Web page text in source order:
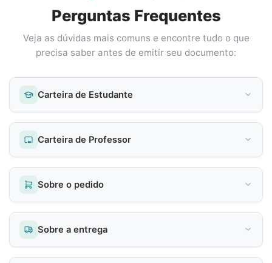
Perguntas Frequentes
Veja as dúvidas mais comuns e encontre tudo o que
precisa saber antes de emitir seu documento:
Carteira de Estudante
Carteira de Professor
Sobre o pedido
Sobre a entrega